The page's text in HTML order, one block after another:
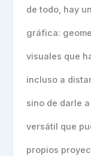
de todo, hay
gráfica:
visuales que
incluso a
sino de darle
versátil que
propios